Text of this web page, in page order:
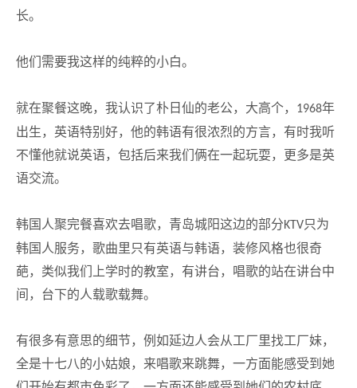
长。
他们需要我这样的纯粹的小白。
就在聚餐这晚，我认识了朴日仙的老公，大高个， 1968年
出生，英语特别好，他的韩语有很浓烈的方言，有时我听
不懂他就说英语，包括后来我们俩在一起玩耍，更多是英
语交流。
韩国人聚完餐喜欢去唱歌，青岛城阳这边的部分KTV只为
韩国人服务，歌曲里只有英语与韩语，装修风格也很奇
葩，类似我们上学时的教室，有讲台，唱歌的站在讲台中
间，台下的人载歌载舞。
有很多有意思的细节，例如延边人会从工厂里找工厂妹，
全是十七八的小姑娘，来唱歌来跳舞，一方面能感受到她